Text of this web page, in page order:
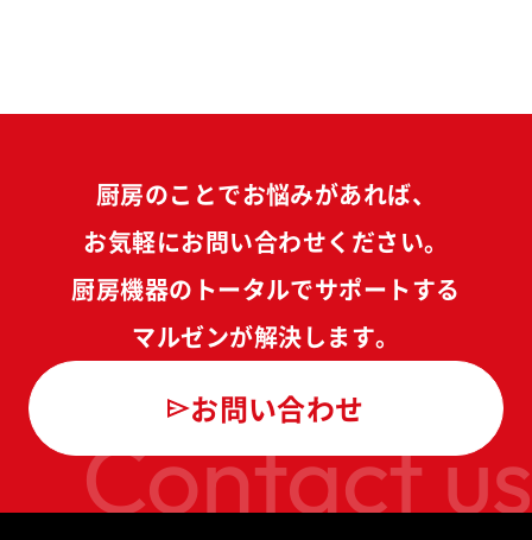
Contact us
厨房のことでお悩みがあれば、
お気軽にお問い合わせください。
厨房機器のトータルでサポートする
マルゼンが解決します。
お問い合わせ